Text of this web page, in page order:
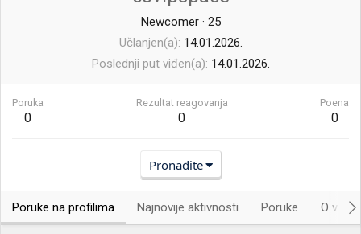
Newcomer · 25
Učlanjen(a) 14.01.2026.
Poslednji put viđen(a) 14.01.2026.
Poruka
0
Rezultat reagovanja
0
Poena
0
Pronađite
Poruke na profilima Najnovije aktivnosti Poruke O